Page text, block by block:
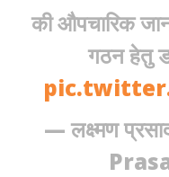
की औपचारिक
गठन हेतु
— लक्ष्मण